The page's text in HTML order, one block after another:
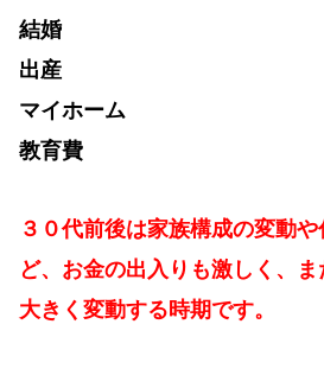
結婚
出産
マイホーム
教育費
３０代前後は家族構成の変動
ど、お金の出入りも激しく、
大きく変動する時期です。